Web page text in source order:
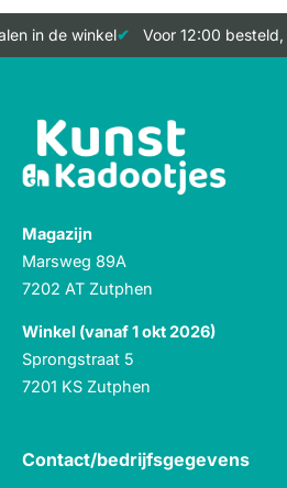
in de winkel Voor 12:00 besteld,
Magazijn
Marsweg 89A
7202 AT Zutphen
Winkel (vanaf 1 okt 2026)
Sprongstraat 5
7201 KS Zutphen
Contact/bedrijfsgegevens